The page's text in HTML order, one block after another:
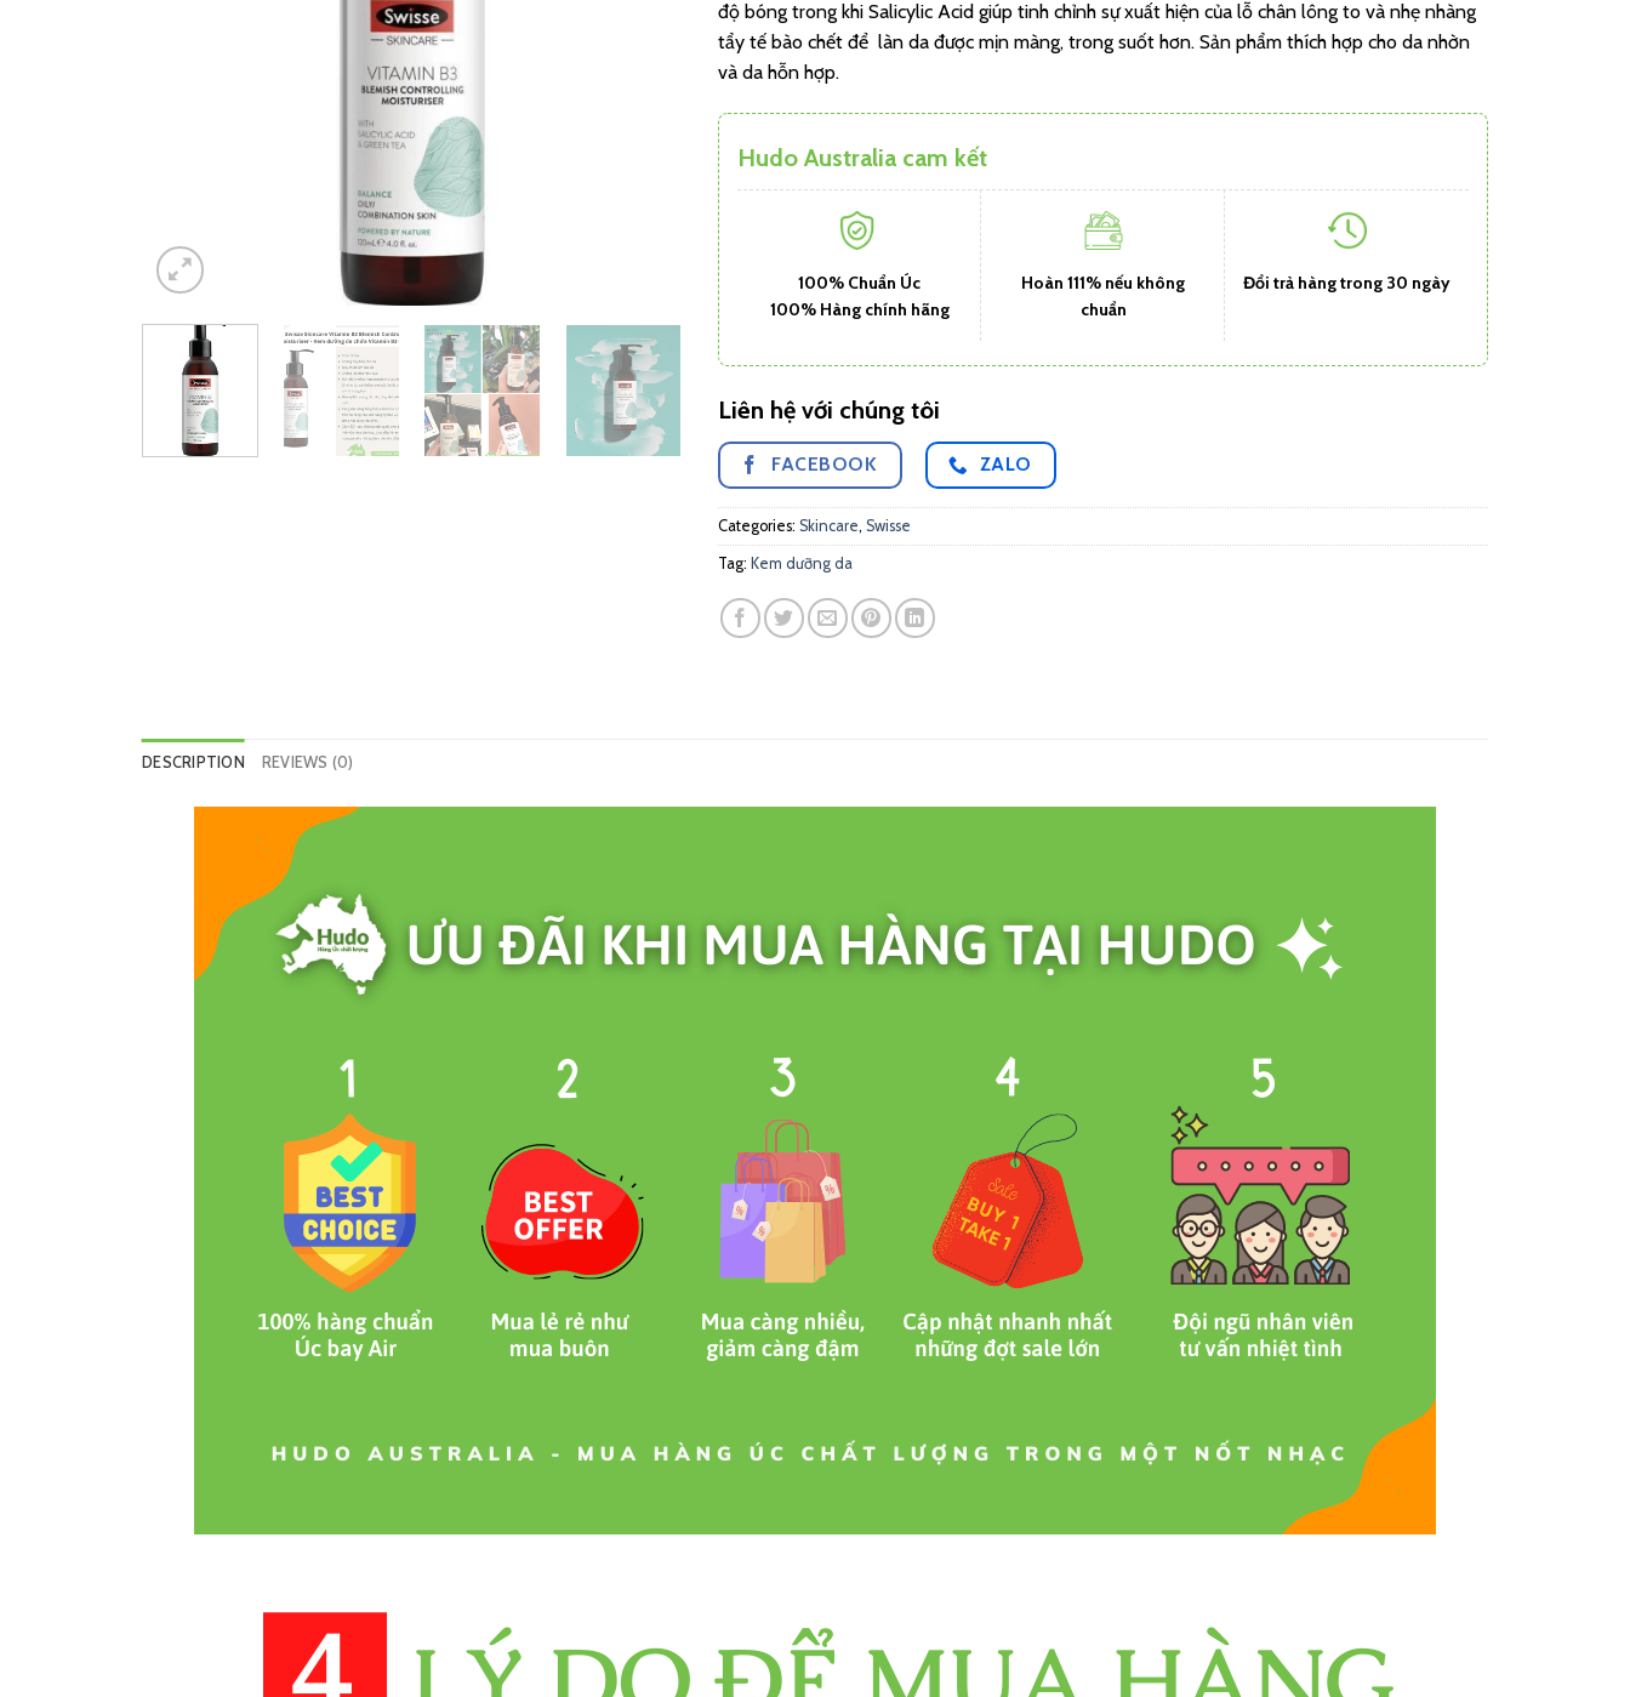
độ bóng trong khi Salicylic Acid giúp tinh chỉnh sự xuất hiện của lỗ chân lông to và nhẹ nhàng
tẩy tế bào chết để làn da được mịn màng, trong suốt hơn. Sản phẩm thích hợp cho da nhờn
và da hỗn hợp.
Hudo Australia cam kết
100% Chuẩn Úc
100% Hàng chính hãng
Hoàn 111% nếu không
chuẩn
Đổi trả hàng trong 30 ngày
Liên hệ với chúng tôi
FACEBOOK ZALO
Categories: Skincare, Swisse
Tag: Kem dưỡng da
DESCRIPTION REVIEWS (0)